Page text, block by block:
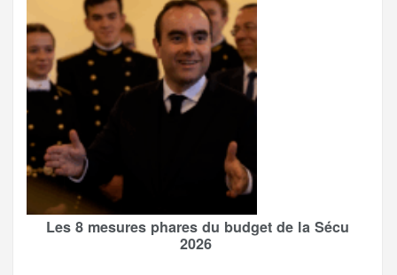
Les 8 mesures phares du budget de la Sécu
2026